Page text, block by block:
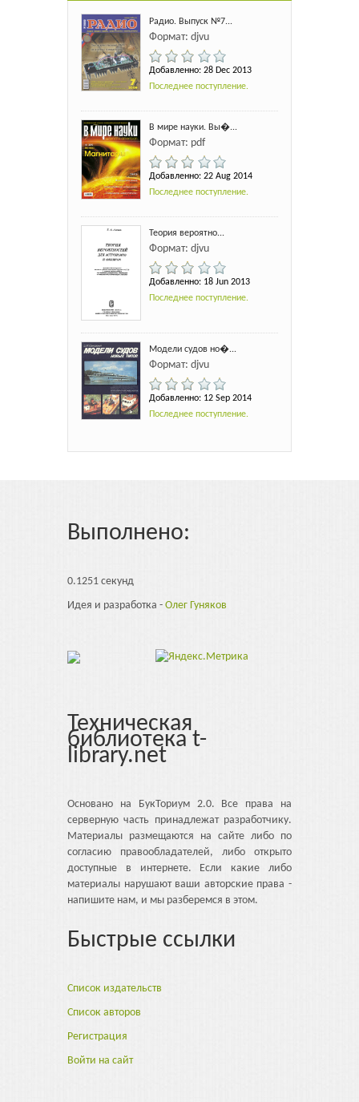
Радио. Выпуск №7...
Формат: djvu
Добавленно: 28 Dec 2013
Последнее поступление.
В мире науки. Вы�...
Формат: pdf
Добавленно: 22 Aug 2014
Последнее поступление.
Теория вероятно...
Формат: djvu
Добавленно: 18 Jun 2013
Последнее поступление.
Модели судов но�...
Формат: djvu
Добавленно: 12 Sep 2014
Последнее поступление.
Выполнено:
0.1251 секунд
Идея и разработка - Олег Гуняков
Техническая
библиотека t-
library.net
Основано на БукТориум 2.0. Все права на
серверную часть принадлежат разработчику.
Материалы размещаются на сайте либо по
согласию правообладателей, либо открыто
доступные в интернете. Если какие либо
материалы нарушают ваши авторские права -
напишите нам, и мы разберемся в этом.
Быстрые ссылки
Список издательств
Список авторов
Регистрация
Войти на сайт